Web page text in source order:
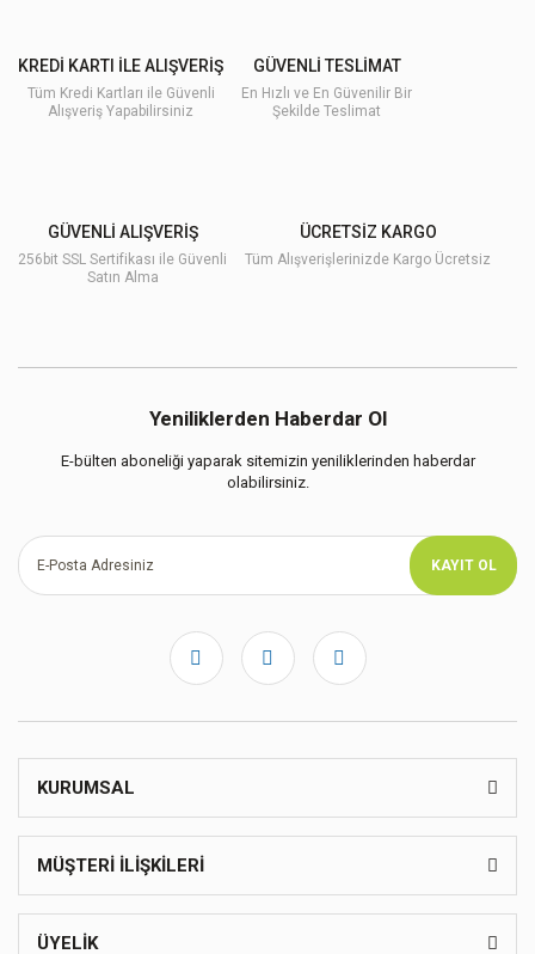
KREDİ KARTI İLE ALIŞVERİŞ
Tüm Kredi Kartları ile Güvenli
Alışveriş Yapabilirsiniz
GÜVENLİ TESLİMAT
En Hızlı ve En Güvenilir Bir
Şekilde Teslimat
GÜVENLİ ALIŞVERİŞ
256bit SSL Sertifikası ile Güvenli
Satın Alma
ÜCRETSİZ KARGO
Tüm Alışverişlerinizde Kargo Ücretsiz
Yeniliklerden Haberdar Ol
E-bülten aboneliği yaparak sitemizin yeniliklerinden haberdar
olabilirsiniz.
KAYIT OL
KURUMSAL
MÜŞTERİ İLİŞKİLERİ
ÜYELİK